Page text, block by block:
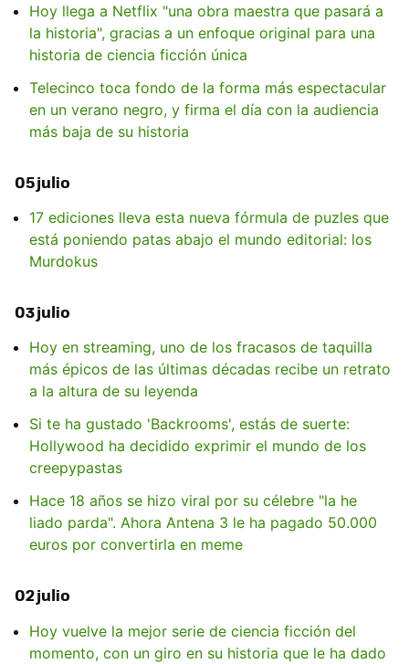
Hoy llega a Netflix "una obra maestra que pasará a
la historia", gracias a un enfoque original para una
historia de ciencia ficción única
Telecinco toca fondo de la forma más espectacular
en un verano negro, y firma el día con la audiencia
más baja de su historia
05 julio
17 ediciones lleva esta nueva fórmula de puzles que
está poniendo patas abajo el mundo editorial: los
Murdokus
03 julio
Hoy en streaming, uno de los fracasos de taquilla
más épicos de las últimas décadas recibe un retrato
a la altura de su leyenda
Si te ha gustado 'Backrooms', estás de suerte:
Hollywood ha decidido exprimir el mundo de los
creepypastas
Hace 18 años se hizo viral por su célebre "la he
liado parda". Ahora Antena 3 le ha pagado 50.000
euros por convertirla en meme
02 julio
Hoy vuelve la mejor serie de ciencia ficción del
momento, con un giro en su historia que le ha dado